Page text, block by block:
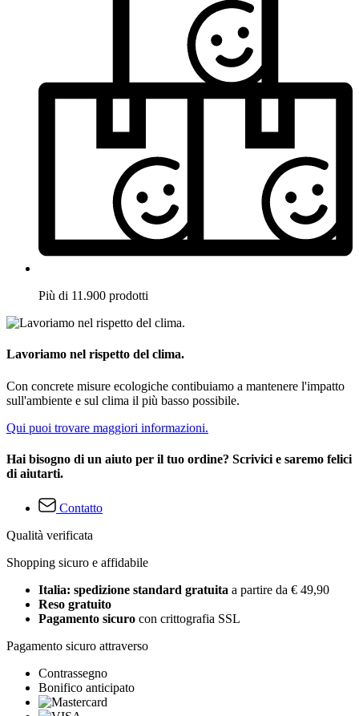
Più di 11.900 prodotti
Lavoriamo nel rispetto del clima.
Con concrete misure ecologiche contibuiamo a mantenere l'impatto
sull'ambiente e sul clima il più basso possibile.
Qui puoi trovare maggiori informazioni.
Hai bisogno di un aiuto per il tuo ordine? Scrivici e saremo felici
di aiutarti.
Contatto
Qualità verificata
Shopping sicuro e affidabile
Italia: spedizione standard gratuita a partire da € 49,90
Reso gratuito
Pagamento sicuro con crittografia SSL
Pagamento sicuro attraverso
Contrassegno
Bonifico anticipato